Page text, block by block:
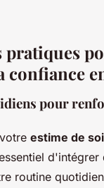
pratiques
confiance
pour
estime de soi
d'intégrer
routine